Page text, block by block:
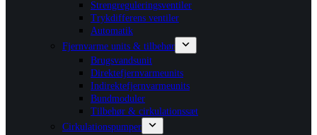
Strengreguleringsventiler
Trykdifferens ventiler
Automatik
Fjernvarme units & tilbehør
Brugsvandsunit
Direktefjernvarmeunits
Indirektefjernvarmeunits
Bundmoduler
Tilbehør & cirkulationssæt
Cirkulationspumper